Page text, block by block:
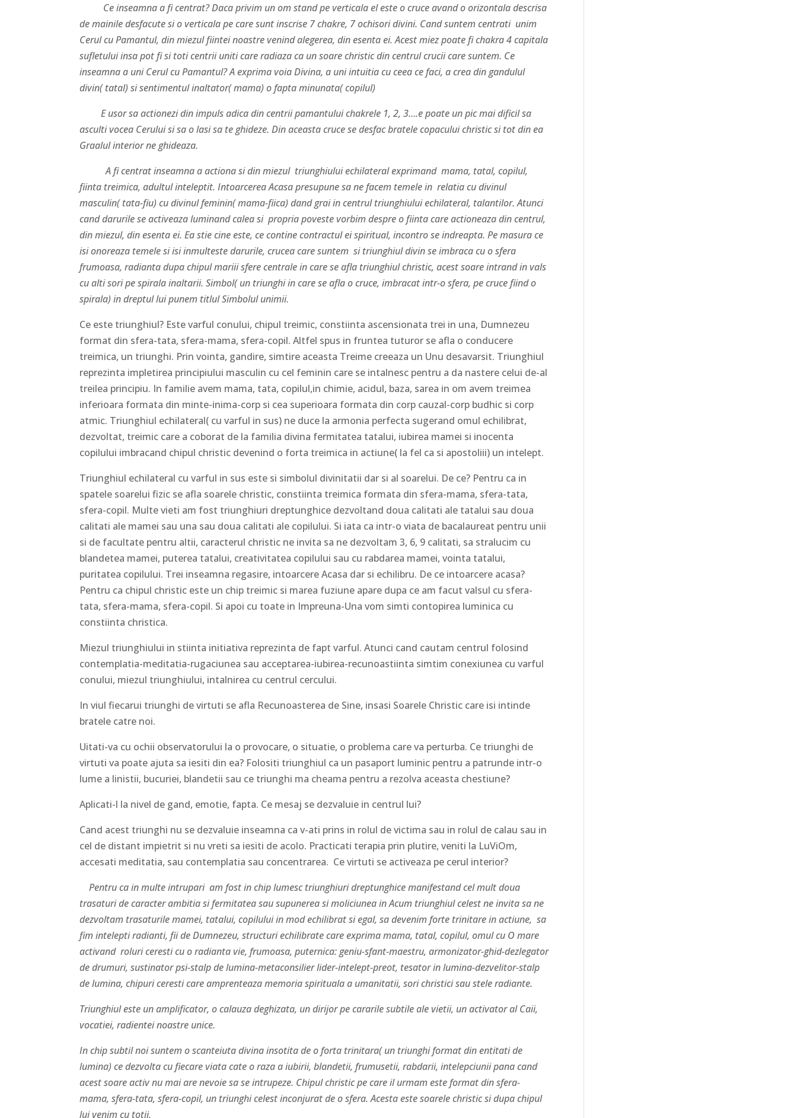
Ce inseamna a fi centrat? Daca privim un om stand pe verticala el este o cruce avand o orizontala descrisa
de mainile desfacute si o verticala pe care sunt inscrise 7 chakre, 7 ochisori divini. Cand suntem centrati unim
Cerul cu Pamantul, din miezul fiintei noastre venind alegerea, din esenta ei. Acest miez poate fi chakra 4 capitala
sufletului insa pot fi si toti centrii uniti care radiaza ca un soare christic din centrul crucii care suntem. Ce
inseamna a uni Cerul cu Pamantul? A exprima voia Divina, a uni intuitia cu ceea ce faci, a crea din gandulul
divin( tatal) si sentimentul inaltator( mama) o fapta minunata( copilul)
E usor sa actionezi din impuls adica din centrii pamantului chakrele 1, 2, 3….e poate un pic mai dificil sa
asculti vocea Cerului si sa o lasi sa te ghideze. Din aceasta cruce se desfac bratele copacului christic si tot din ea
Graalul interior ne ghideaza.
A fi centrat inseamna a actiona si din miezul triunghiului echilateral exprimand mama, tatal, copilul,
fiinta treimica, adultul inteleptit. Intoarcerea Acasa presupune sa ne facem temele in relatia cu divinul
masculin( tata-fiu) cu divinul feminin( mama-fiica) dand grai in centrul triunghiului echilateral, talantilor. Atunci
cand darurile se activeaza luminand calea si propria poveste vorbim despre o fiinta care actioneaza din centrul,
din miezul, din esenta ei. Ea stie cine este, ce contine contractul ei spiritual, incontro se indreapta. Pe masura ce
isi onoreaza temele si isi inmulteste darurile, crucea care suntem si triunghiul divin se imbraca cu o sfera
frumoasa, radianta dupa chipul mariii sfere centrale in care se afla triunghiul christic, acest soare intrand in vals
cu alti sori pe spirala inaltarii. Simbol( un triunghi in care se afla o cruce, imbracat intr-o sfera, pe cruce fiind o
spirala) in dreptul lui punem titlul Simbolul unimii.
Ce este triunghiul? Este varful conului, chipul treimic, constiinta ascensionata trei in una, Dumnezeu
format din sfera-tata, sfera-mama, sfera-copil. Altfel spus in fruntea tuturor se afla o conducere
treimica, un triunghi. Prin vointa, gandire, simtire aceasta Treime creeaza un Unu desavarsit. Triunghiul
reprezinta impletirea principiului masculin cu cel feminin care se intalnesc pentru a da nastere celui de-al
treilea principiu. In familie avem mama, tata, copilul,in chimie, acidul, baza, sarea in om avem treimea
inferioara formata din minte-inima-corp si cea superioara formata din corp cauzal-corp budhic si corp
atmic. Triunghiul echilateral( cu varful in sus) ne duce la armonia perfecta sugerand omul echilibrat,
dezvoltat, treimic care a coborat de la familia divina fermitatea tatalui, iubirea mamei si inocenta
copilului imbracand chipul christic devenind o forta treimica in actiune( la fel ca si apostoliii) un intelept.
Triunghiul echilateral cu varful in sus este si simbolul divinitatii dar si al soarelui. De ce? Pentru ca in
spatele soarelui fizic se afla soarele christic, constiinta treimica formata din sfera-mama, sfera-tata,
sfera-copil. Multe vieti am fost triunghiuri dreptunghice dezvoltand doua calitati ale tatalui sau doua
calitati ale mamei sau una sau doua calitati ale copilului. Si iata ca intr-o viata de bacalaureat pentru unii
si de facultate pentru altii, caracterul christic ne invita sa ne dezvoltam 3, 6, 9 calitati, sa stralucim cu
blandetea mamei, puterea tatalui, creativitatea copilului sau cu rabdarea mamei, vointa tatalui,
puritatea copilului. Trei inseamna regasire, intoarcere Acasa dar si echilibru. De ce intoarcere acasa?
Pentru ca chipul christic este un chip treimic si marea fuziune apare dupa ce am facut valsul cu sfera-
tata, sfera-mama, sfera-copil. Si apoi cu toate in Impreuna-Una vom simti contopirea luminica cu
constiinta christica.
Miezul triunghiului in stiinta initiativa reprezinta de fapt varful. Atunci cand cautam centrul folosind
contemplatia-meditatia-rugaciunea sau acceptarea-iubirea-recunoastiinta simtim conexiunea cu varful
conului, miezul triunghiului, intalnirea cu centrul cercului.
In viul fiecarui triunghi de virtuti se afla Recunoasterea de Sine, insasi Soarele Christic care isi intinde
bratele catre noi.
Uitati-va cu ochii observatorului la o provocare, o situatie, o problema care va perturba. Ce triunghi de
virtuti va poate ajuta sa iesiti din ea? Folositi triunghiul ca un pasaport luminic pentru a patrunde intr-o
lume a linistii, bucuriei, blandetii sau ce triunghi ma cheama pentru a rezolva aceasta chestiune?
Aplicati-l la nivel de gand, emotie, fapta. Ce mesaj se dezvaluie in centrul lui?
Cand acest triunghi nu se dezvaluie inseamna ca v-ati prins in rolul de victima sau in rolul de calau sau in
cel de distant impietrit si nu vreti sa iesiti de acolo. Practicati terapia prin plutire, veniti la LuViOm,
accesati meditatia, sau contemplatia sau concentrarea. Ce virtuti se activeaza pe cerul interior?
Pentru ca in multe intrupari am fost in chip lumesc triunghiuri dreptunghice manifestand cel mult doua
trasaturi de caracter ambitia si fermitatea sau supunerea si moliciunea in Acum triunghiul celest ne invita sa ne
dezvoltam trasaturile mamei, tatalui, copilului in mod echilibrat si egal, sa devenim forte trinitare in actiune, sa
fim intelepti radianti, fii de Dumnezeu, structuri echilibrate care exprima mama, tatal, copilul, omul cu O mare
activand roluri ceresti cu o radianta vie, frumoasa, puternica: geniu-sfant-maestru, armonizator-ghid-dezlegator
de drumuri, sustinator psi-stalp de lumina-metaconsilier lider-intelept-preot, tesator in lumina-dezvelitor-stalp
de lumina, chipuri ceresti care amprenteaza memoria spirituala a umanitatii, sori christici sau stele radiante.
Triunghiul este un amplificator, o calauza deghizata, un dirijor pe cararile subtile ale vietii, un activator al Caii,
vocatiei, radientei noastre unice.
In chip subtil noi suntem o scanteiuta divina insotita de o forta trinitara( un triunghi format din entitati de
lumina) ce dezvolta cu fiecare viata cate o raza a iubirii, blandetii, frumusetii, rabdarii, intelepciunii pana cand
acest soare activ nu mai are nevoie sa se intrupeze. Chipul christic pe care il urmam este format din sfera-
mama, sfera-tata, sfera-copil, un triunghi celest inconjurat de o sfera. Acesta este soarele christic si dupa chipul
lui venim cu totii.